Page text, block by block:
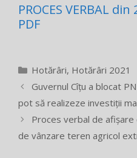
PROCES VERBAL
PDF
Categorii
Hotărâri, Hotărâri 2021
Guvernul Cîțu a blocat
pot să realizeze investiții
Proces verbal de
de vânzare teren agricol